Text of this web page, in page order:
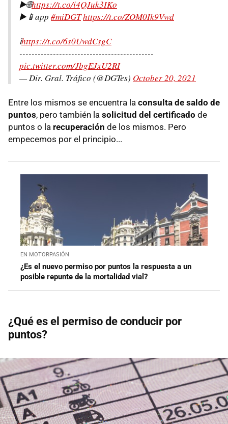
▶️🌐https://t.co/i4QJuk3IKo
▶️📱app #miDGThttps://t.co/ZOM0Ik9Vwd
ℹ️https://t.co/6s0UwdCsgC
--------------------------------------------
pic.twitter.com/JbgEJxU2RI
— Dir. Gral. Tráfico (@DGTes) October 20, 2021
Entre los mismos se encuentra la consulta de saldo de
puntos, pero también la solicitud del certificado de
puntos o la recuperación de los mismos. Pero
empecemos por el principio...
EN MOTORPASIÓN
¿Es el nuevo permiso por puntos la respuesta a un
posible repunte de la mortalidad vial?
¿Qué es el permiso de conducir por
puntos?